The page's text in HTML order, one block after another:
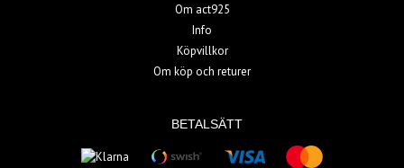
Om act925
Info
Köpvillkor
Om köp och returer
BETALSÄTT